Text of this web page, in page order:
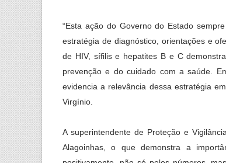
“Esta ação do Governo do Estado
estratégia de diagnóstico, orientações e
de HIV, sífilis e hepatites B e C
prevenção e do cuidado com a saúde.
evidencia a relevância dessa estratégia
Virgínio.
A superintendente de Proteção e
Alagoinhas, o que demonstra a